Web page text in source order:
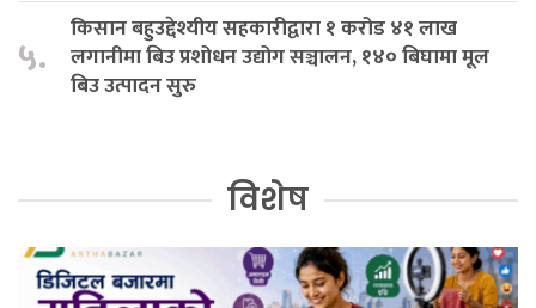
५.
किसान बहुउद्देश्यीय सहकारीद्वारा १ करोड ४१ लाख
लगानीमा बिउ प्रशोधन उद्योग सञ्चालन, १४० बिघामा मूल
बिउ उत्पादन सुरु
विशेष